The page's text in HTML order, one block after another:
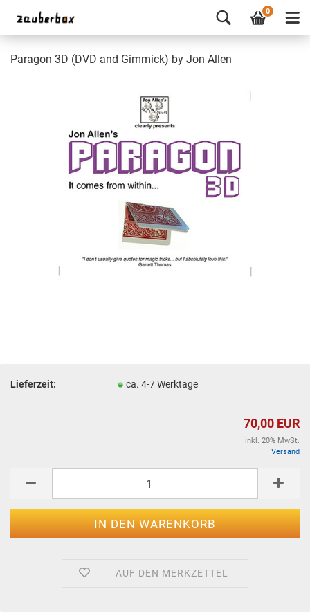
0
Paragon 3D (DVD and Gimmick) by Jon Allen
Lieferzeit: ca. 4-7 Werktage
70,00 EUR
inkl. 20% MwSt.
Versand
AUF DEN MERKZETTEL